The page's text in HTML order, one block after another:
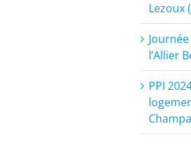
Lezoux
l’Allier
PPI